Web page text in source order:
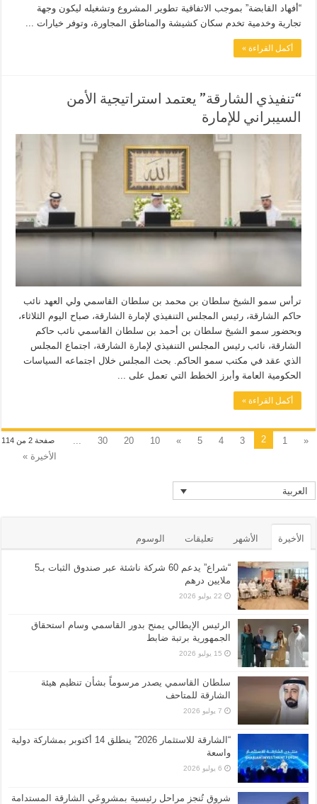
“أفهاد القابضة” بموجب الاتفاقية تطوير المشروع وتشغيله ليكون وجهة
تجارية وخدمية تخدم سكان كشيشة والمناطق المجاورة، وتوفر خيارات ...
أكمل القراءة »
“تنفيذي الشارقة” يعتمد استراتيجية الأمن
السيبراني للإمارة
ترأس سمو الشيخ سلطان بن محمد بن سلطان القاسمي ولي العهد نائب
حاكم الشارقة، رئيس المجلس التنفيذي لإمارة الشارقة، صباح اليوم الثلاثاء،
وبحضور سمو الشيخ سلطان بن أحمد بن سلطان القاسمي نائب حاكم
الشارقة، نائب رئيس المجلس التنفيذي لإمارة الشارقة، اجتماع المجلس
الذي عقد في مكتب سمو الحاكم. بحث المجلس خلال اجتماعه السياسات
الحكومية العامة وأبرز الخطط التي تعمل على ...
أكمل القراءة »
صفحة 2 من 114 «
1
2
3
4
5
»
10
20
30
الأخيرة »
العربية
الأخيرة الأشهر تعليقات الوسوم
“شراع” يدعم 60 شركة ناشئة عبر صندوق الثبات بـ5
ملايين درهم
22 يوليو 2026
الرئيس الإيطالي يمنح بدور القاسمي وسام استحقاق
الجمهورية برتبة ضابط
15 يوليو 2026
سلطان القاسمي يصدر مرسوماً بشأن تنظيم هيئة
الشارقة للمتاحف
7 يوليو 2026
“الشارقة للاستثمار 2026” ينطلق 14 أكتوبر بمشاركة دولية
واسعة
6 يوليو 2026
شروق تُنجز مراحل رئيسية بمشروعَي الشارقة المستدامة